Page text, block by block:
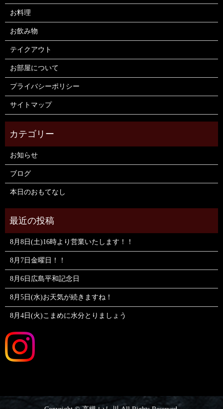
お料理
お飲み物
テイクアウト
お部屋について
プライバシーポリシー
サイトマップ
お知らせ
ブログ
本日のおもてなし
8月8日(土)16時より営業いたします！！
8月7日金曜日！！
8月6日広島平和記念日
8月5日(水)お天気が続きますね！
8月4日(火)こまめに水分とりましょう